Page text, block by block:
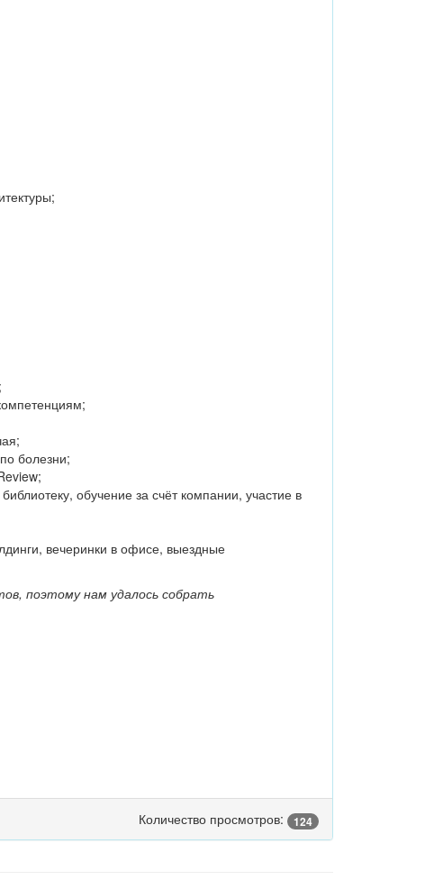
болезни;
обучение за счёт компании, участие в
вечеринки в офисе, выездные
поэтому нам удалось собрать
Количество просмотров: 124